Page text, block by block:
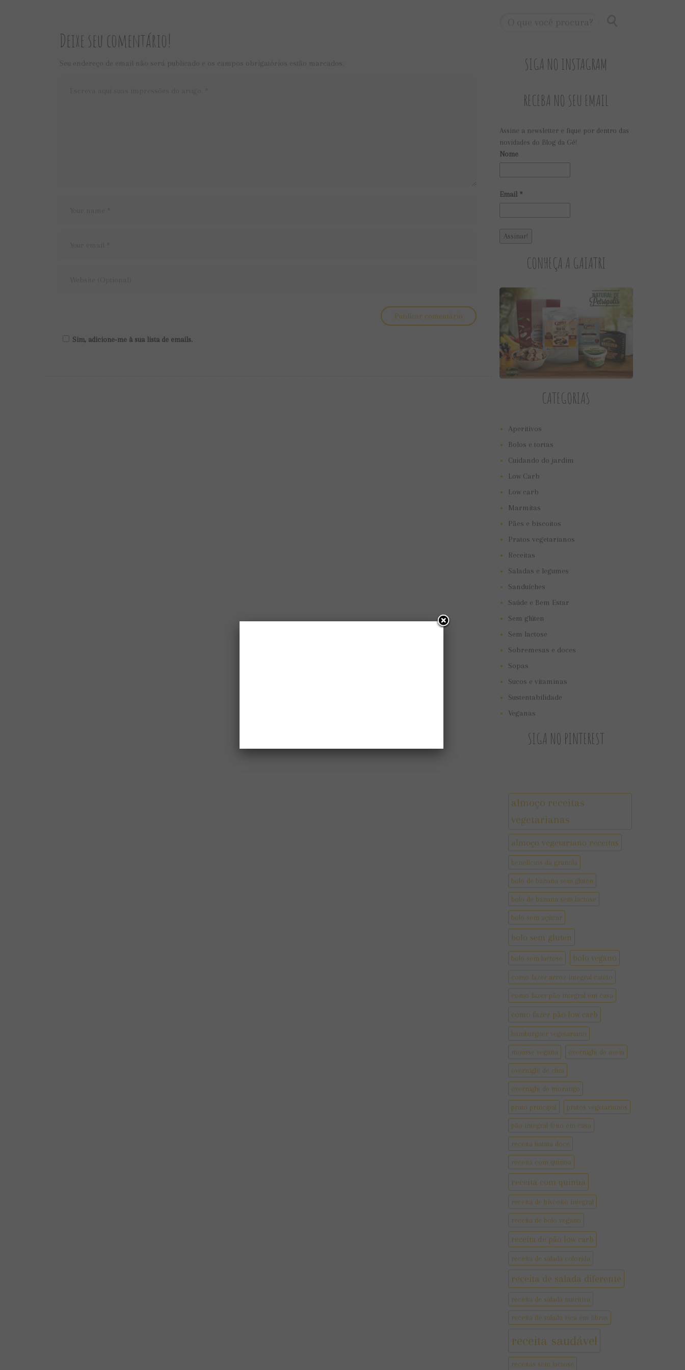
Deixe seu comentário!
Seu endereço de email não será publicado e os campos obrigatórios estão marcados.
Sim, adicione-me à sua lista de emails.
SIGA NO INSTAGRAM
RECEBA NO SEU EMAIL
Assine a newsletter e fique por dentro das
novidades do Blog da Gê!
Nome
Email *
CONHEÇA A GAIATRI
CATEGORIAS
Aperitivos
Bolos e tortas
Cuidando do jardim
Low Carb
Low carb
Marmitas
Pães e biscoitos
Pratos vegetarianos
Receitas
Saladas e legumes
Sanduíches
Saúde e Bem Estar
Sem glúten
Sem lactose
Sobremesas e doces
Sopas
Sucos e vitaminas
Sustentabilidade
Veganas
SIGA NO PINTEREST
almoço receitas
vegetarianas
almoço vegetariano receitas
benefícios da granola
bolo de banana sem gluten
bolo de banana sem lactose
bolo sem açúcar
bolo sem gluten
bolo sem lactose bolo vegano
como fazer arroz integral cateto
como fazer pão integral em casa
como fazer pão low carb
hamburguer vegetariano
mousse vegana overnight de aveia
overnight de chia
overnight de morango
prato principal pratos vegetarianos
pão integral feito em casa
receita batata doce
receita com quinoa
receita com quinua
receita de biscoito integral
receita de bolo vegano
receita de pão low carb
receita de salada colorida
receita de salada diferente
receita de salada nutritiva
receita de salada rica em fibras
receita saudável
receitas sem lactose